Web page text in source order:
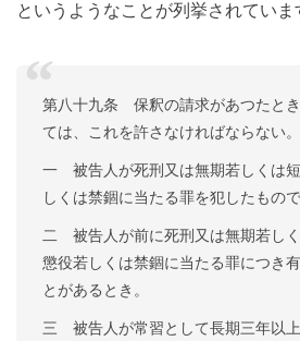
というようなことが列挙されていま
第八十九条 保釈の請求があつたと
ては、これを許さなければならない。
一 被告人が死刑又は無期若しくは
しくは禁錮に当たる罪を犯したもので
二 被告人が前に死刑又は無期若し
懲役若しくは禁錮に当たる罪につき
とがあるとき。
三 被告人が常習として長期三年以